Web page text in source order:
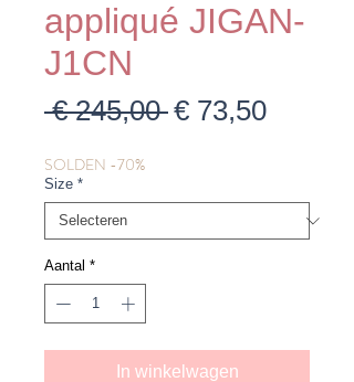
appliqué JIGAN-
J1CN
€ 245,00 Normale
€ 73,50
SOLDEN -70%
Size *
Aantal *
In winkelwagen